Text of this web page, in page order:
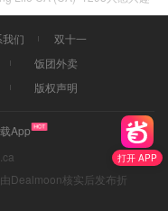
打开 APP
们
双十一
饭团外卖
版权声明
App
Dealmoon核实后发布折